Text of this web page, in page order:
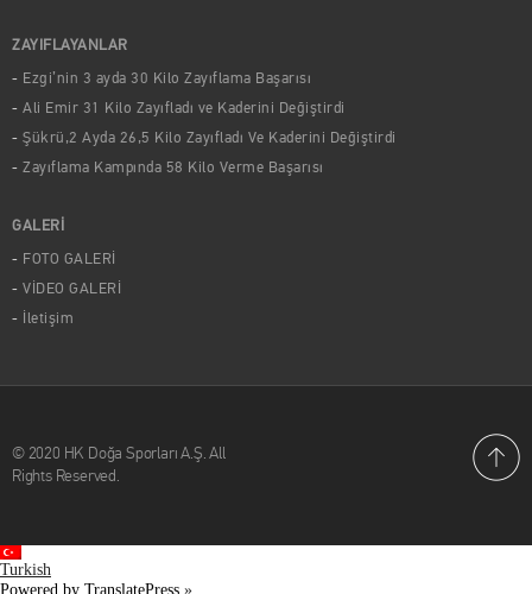
ZAYIFLAYANLAR
Ezgi’nin 3 ayda 30 Kilo Zayıflama Başarısı
Ali Emir 31 Kilo Zayıfladı ve Kaderini Değiştirdi
Şükrü,2 Ayda 26,5 Kilo Zayıfladı Ve Kaderini Değiştirdi
Zayıflama Kampında 58 Kilo Verme Başarısı
GALERİ
FOTO GALERİ
VİDEO GALERİ
İletişim
© 2020 HK Doğa Sporları A.Ş. All
Rights Reserved.
Turkish
Powered by TranslatePress »